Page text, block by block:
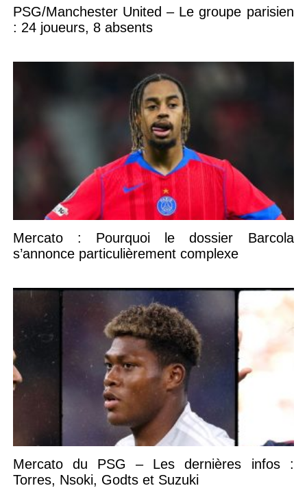
PSG/Manchester United – Le groupe parisien
: 24 joueurs, 8 absents
Mercato : Pourquoi le dossier Barcola
s’annonce particulièrement complexe
Mercato du PSG – Les dernières infos :
Torres, Nsoki, Godts et Suzuki